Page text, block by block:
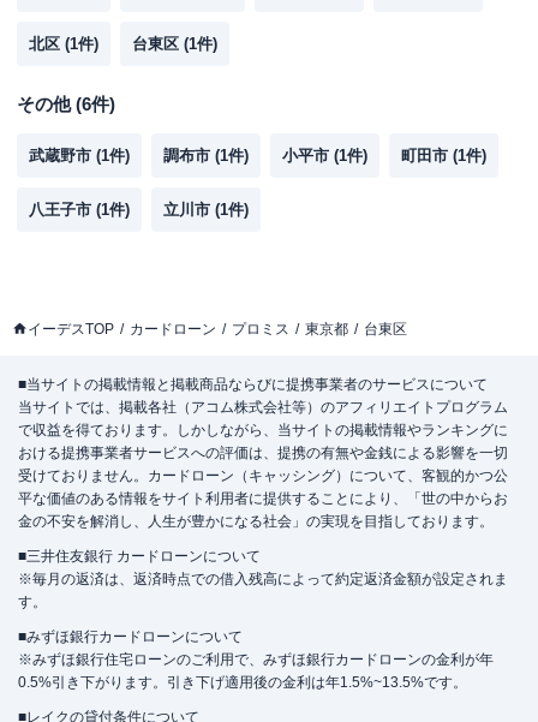
北区 (1件) 台東区 (1件)
その他(6件)
武蔵野市 (1件) 調布市 (1件) 小平市 (1件) 町田市 (1件)
八王子市 (1件) 立川市 (1件)
イーデスTOP カードローン プロミス 東京都 台東区
■当サイトの掲載情報と掲載商品ならびに提携事業者のサービスについて
当サイトでは、掲載各社（アコム株式会社等）のアフィリエイトプログラム
で収益を得ております。しかしながら、当サイトの掲載情報やランキングに
おける提携事業者サービスへの評価は、提携の有無や金銭による影響を一切
受けておりません。カードローン（キャッシング）について、客観的かつ公
平な価値のある情報をサイト利用者に提供することにより、「世の中からお
金の不安を解消し、人生が豊かになる社会」の実現を目指しております。
■三井住友銀行 カードローンについて
※毎月の返済は、返済時点での借入残高によって約定返済金額が設定されま
す。
■みずほ銀行カードローンについて
※みずほ銀行住宅ローンのご利用で、みずほ銀行カードローンの金利が年
0.5%引き下がります。引き下げ適用後の金利は年1.5%~13.5%です。
■レイクの貸付条件について